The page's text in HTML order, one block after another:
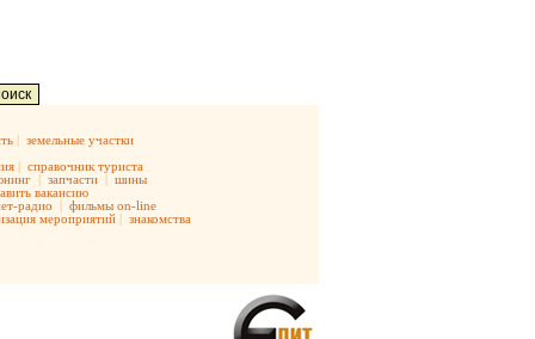
| земельные участки
| справочник туриста
| запчасти | шины
вакансию
радио | фильмы on-line
мероприятий | знакомства